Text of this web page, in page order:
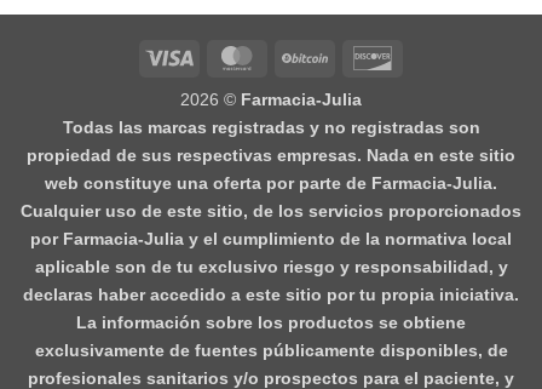
Visa MasterCardBitCoin
2026 © Farmacia-Julia
Todas las marcas registradas y no registradas son
propiedad de sus respectivas empresas. Nada en este sitio
web constituye una oferta por parte de Farmacia-Julia.
Cualquier uso de este sitio, de los servicios proporcionados
por Farmacia-Julia y el cumplimiento de la normativa local
aplicable son de tu exclusivo riesgo y responsabilidad, y
declaras haber accedido a este sitio por tu propia iniciativa.
La información sobre los productos se obtiene
exclusivamente de fuentes públicamente disponibles, de
profesionales sanitarios y/o prospectos para el paciente, y